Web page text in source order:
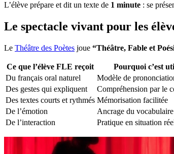
L’élève prépare et dit un texte de 1 minute : se
Le spectacle vivant pour les
Le Théâtre des Poètes joue “Théâtre, Fable et
Ce que l’élève FLE reçoit
Pourquoi c’est
Du français oral naturel
Modèle de
Des gestes qui expliquent
Compréhension par le
Des textes courts et rythmés Mémorisation facilitée
De l’émotion
Ancrage du vocabulaire
De l’interaction
Pratique en situation